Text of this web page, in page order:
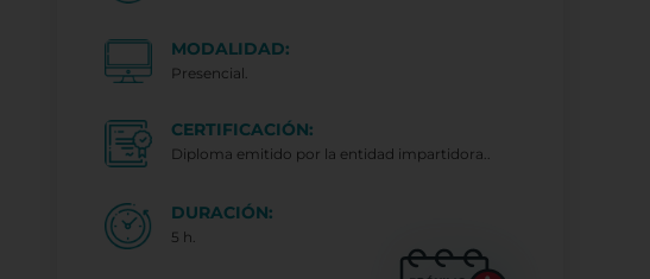
MODALIDAD:
Presencial.
CERTIFICACIÓN:
Diploma emitido por la entidad impartidora..
DURACIÓN:
5 h.